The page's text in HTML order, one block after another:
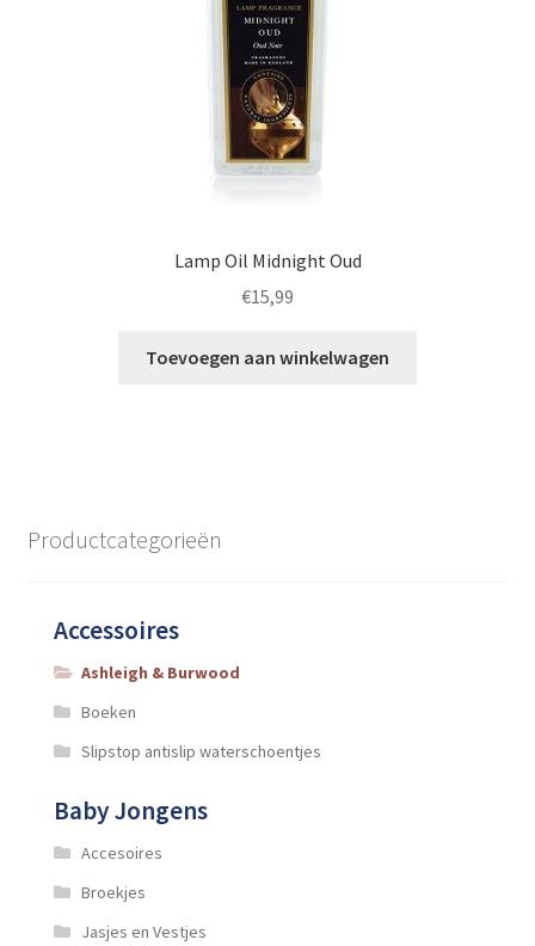
Lamp Oil Midnight Oud
€15,99
Toevoegen aan winkelwagen
Productcategorieën
Accessoires
Ashleigh & Burwood
Boeken
Slipstop antislip waterschoentjes
Baby Jongens
Accesoires
Broekjes
Jasjes en Vestjes